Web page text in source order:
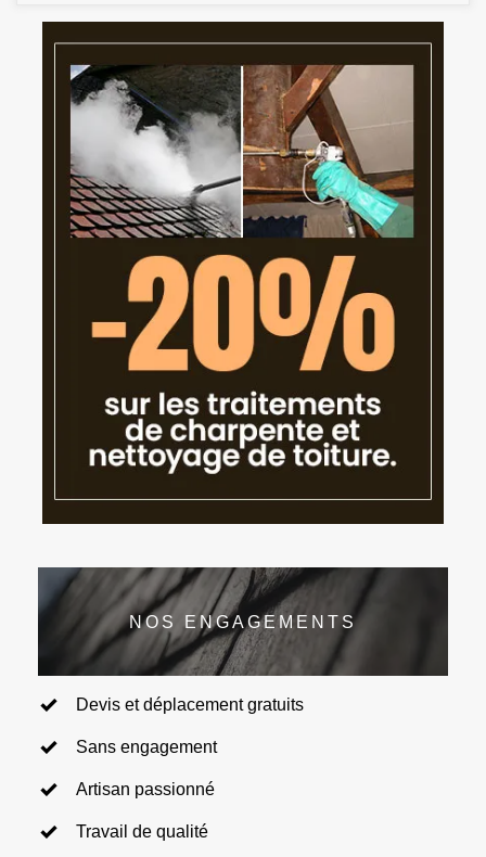
NOS ENGAGEMENTS
Devis et déplacement gratuits
Sans engagement
Artisan passionné
Travail de qualité